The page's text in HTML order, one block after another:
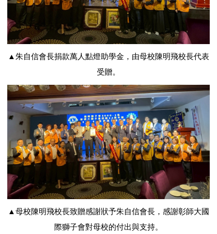
▲朱自信會長捐款萬人點燈助學金，由母校陳明飛校長代表
受贈。
▲母校陳明飛校長致贈感謝狀予朱自信會長，感謝彰師大國
際獅子會對母校的付出與支持。